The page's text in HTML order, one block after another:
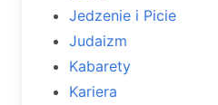
Jedzenie i Picie
Judaizm
Kabarety
Kariera